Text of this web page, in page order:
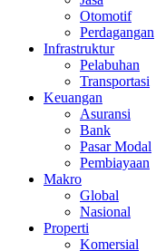
Otomotif
Perdagangan
Infrastruktur
Pelabuhan
Transportasi
Keuangan
Asuransi
Bank
Pasar Modal
Pembiayaan
Makro
Global
Nasional
Properti
Komersial